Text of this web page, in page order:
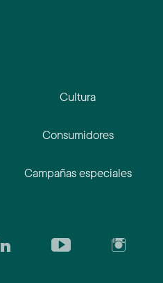
Cultura
Consumidores
Campañas especiales